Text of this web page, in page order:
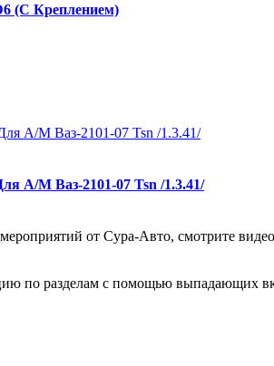
(С Креплением)
А/М Ваз-2101-07 Tsn /1.3.41/
мероприятий от Сура-Авто, смотрите
по разделам с помощью выпадающих